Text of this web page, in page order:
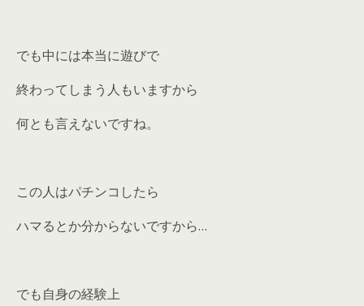
でも中には本当に遊びで
終わってしまう人もいますから
何とも言えないですね。
この人はパチンコしたら
ハマるとか分からないですから…
でも自身の経験上